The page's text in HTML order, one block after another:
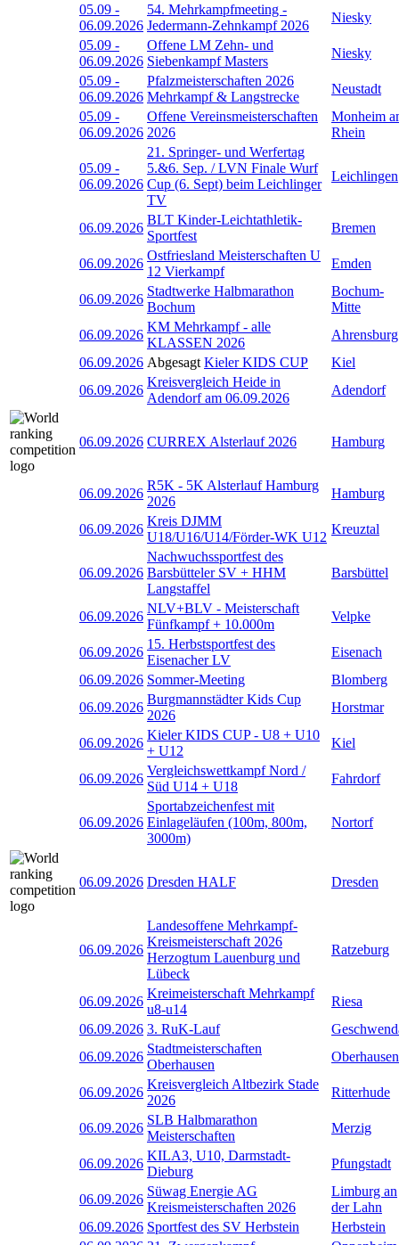
05.09 -
06.09.2026
54. Mehrkampfmeeting -
Jedermann-Zehnkampf 2026
Niesky
05.09 -
06.09.2026
Offene LM Zehn- und
Siebenkampf Masters
Niesky
05.09 -
06.09.2026
Pfalzmeisterschaften 2026
Mehrkampf & Langstrecke
Neustadt
05.09 -
06.09.2026
Offene Vereinsmeisterschaften
2026
Monheim
Rhein
05.09 -
06.09.2026
21. Springer- und Werfertag
5.&6. Sep. / LVN Finale Wurf
Cup (6. Sept) beim Leichlinger
TV
Leichlingen
06.09.2026
BLT Kinder-Leichtathletik-
Sportfest
Bremen
06.09.2026
Ostfriesland Meisterschaften U
12 Vierkampf
Emden
06.09.2026
Stadtwerke Halbmarathon
Bochum
Bochum-
Mitte
06.09.2026
KM Mehrkampf - alle
KLASSEN 2026
Ahrensburg
06.09.2026 Abgesagt Kieler KIDS CUP
Kiel
06.09.2026
Kreisvergleich Heide in
Adendorf am 06.09.2026
Adendorf
06.09.2026 CURREX Alsterlauf 2026 Hamburg
06.09.2026
R5K - 5K Alsterlauf Hamburg
2026
Hamburg
06.09.2026
Kreis DJMM
U18/U16/U14/Förder-WK U12
Kreuztal
06.09.2026
Nachwuchssportfest des
Barsbütteler SV + HHM
Langstaffel
Barsbüttel
06.09.2026
NLV+BLV - Meisterschaft
Fünfkampf + 10.000m
Velpke
06.09.2026
15. Herbstsportfest des
Eisenacher LV
Eisenach
06.09.2026 Sommer-Meeting
Blomberg
06.09.2026
Burgmannstädter Kids Cup
2026
Horstmar
06.09.2026
Kieler KIDS CUP - U8 + U10
+ U12
Kiel
06.09.2026
Vergleichswettkampf Nord /
Süd U14 + U18
Fahrdorf
06.09.2026
Sportabzeichenfest mit
Einlageläufen (100m, 800m,
3000m)
Nortorf
06.09.2026 Dresden HALF Dresden
06.09.2026
Landesoffene Mehrkampf-
Kreismeisterschaft 2026
Herzogtum Lauenburg und
Lübeck
Ratzeburg
06.09.2026
Kreimeisterschaft Mehrkampf
u8-u14
Riesa
06.09.2026 3. RuK-Lauf
06.09.2026
Stadtmeisterschaften
Oberhausen
Oberhausen
06.09.2026
Kreisvergleich Altbezirk Stade
2026
Ritterhude
06.09.2026
SLB Halbmarathon
Meisterschaften
Merzig
06.09.2026
KILA3, U10, Darmstadt-
Dieburg
Pfungstadt
06.09.2026
Süwag Energie AG
Kreismeisterschaften 2026
Limburg an
der Lahn
06.09.2026 Sportfest des SV Herbstein
Herbstein